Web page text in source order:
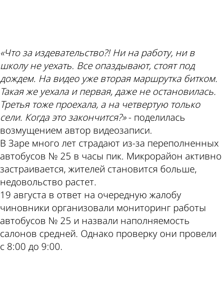
«Что за издевательство?! Ни на работу, ни в
школу не уехать. Все опаздывают, стоят под
дождем. На видео уже вторая маршрутка битком.
Такая же уехала и первая, даже не остановилась.
Третья тоже проехала, а на четвертую только
сели. Когда это закончится?»- поделилась
возмущением автор видеозаписи.
В Заре много лет страдают из-за переполненных
автобусов № 25 в часы пик. Микрорайон активно
застраивается, жителей становится больше,
недовольство растет.
19 августа в ответ на очередную жалобу
чиновники организовали мониторинг работы
автобусов № 25 и назвали наполняемость
салонов средней. Однако проверку они провели
с 8:00 до 9:00.